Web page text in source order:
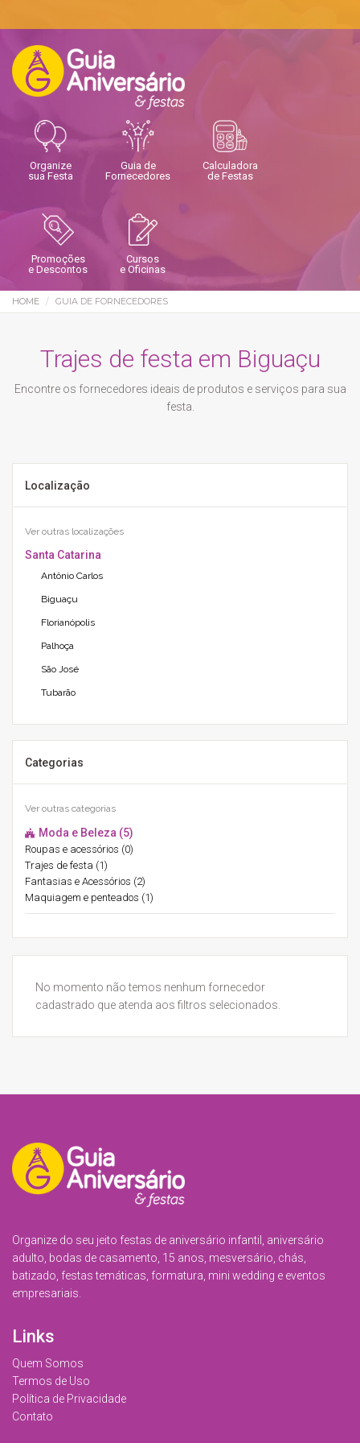
Organize
sua Festa
Guia de
Fornecedores
Calculadora
de Festas
Promoções
e Descontos
Cursos
e Oficinas
HOME GUIA DE FORNECEDORES
Trajes de festa em Biguaçu
Encontre os fornecedores ideais de produtos e serviços para sua
festa.
Localização
Ver outras localizações
Santa Catarina
Antônio Carlos
Biguaçu
Florianópolis
Palhoça
São José
Tubarão
Categorias
Ver outras categorias
Moda e Beleza (5)
Roupas e acessórios (0)
Trajes de festa (1)
Fantasias e Acessórios (2)
Maquiagem e penteados (1)
No momento não temos nenhum fornecedor
cadastrado que atenda aos filtros selecionados.
Organize do seu jeito festas de aniversário infantil, aniversário
adulto, bodas de casamento, 15 anos, mesversário, chás,
batizado, festas temáticas, formatura, mini wedding e eventos
empresariais.
Links
Quem Somos
Termos de Uso
Política de Privacidade
Contato